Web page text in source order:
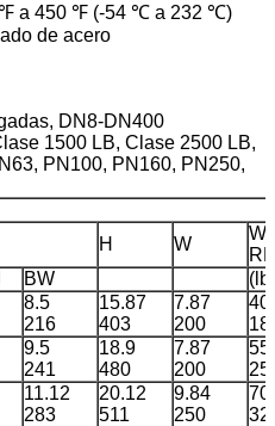
℉ a 450 ℉ (-54 ℃ a 232 ℃)
de acero
DN8-DN400
1500 LB, Clase 2500 LB,
PN100, PN160, PN250,
H W
BW
8.5
216
15.87
403
7.87
200
9.5
241
18.9
480
7.87
200
11.12
283
20.12
511
9.84
250